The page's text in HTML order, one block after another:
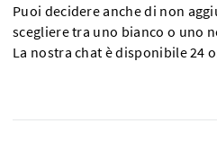
Puoi decidere anche di non
scegliere tra uno bianco o uno
La nostra chat è disponibile 24